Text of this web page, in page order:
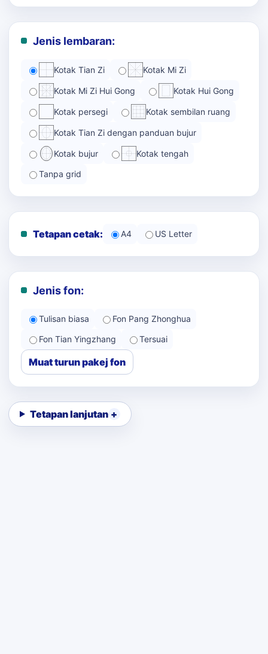
Jenis lembaran:
Kotak Tian Zi Kotak Mi Zi
Kotak Mi Zi Hui Gong Kotak Hui Gong
Kotak persegi Kotak sembilan ruang
Kotak Tian Zi dengan panduan bujur
Kotak bujur Kotak tengah
Tanpa grid
Tetapan cetak: A4 US Letter
Jenis fon:
Tulisan biasa
Fon Pang Zhonghua
Fon Tian Yingzhang
Tersuai
Muat turun pakej fon
Tetapan lanjutan